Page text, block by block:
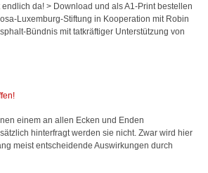
da! > Download und als A1-Print bestellen
Luxemburg-Stiftung in Kooperation mit Robin
Bündnis mit tatkräftiger Unterstützung von
einem an allen Ecken und Enden
hinterfragt werden sie nicht. Zwar wird hier
meist entscheidende Auswirkungen durch